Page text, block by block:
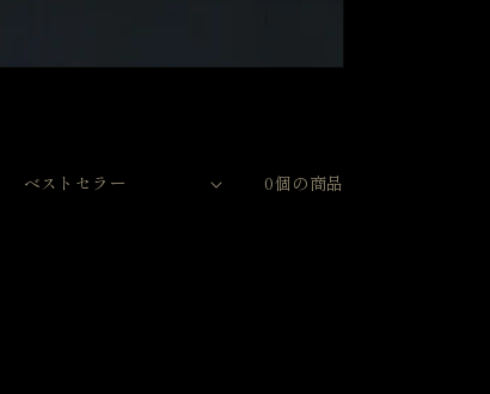
0個の商品